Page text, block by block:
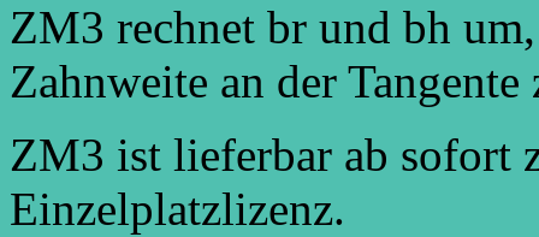
ZM3 rechnet br und bh
Zahnweite an der
ZM3 ist lieferbar ab sofort
Einzelplatzlizenz.